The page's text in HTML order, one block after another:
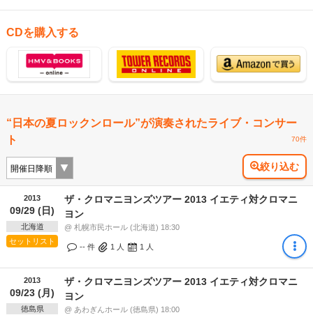
CDを購入する
“日本の夏ロックンロール”が演奏されたライブ・コンサー
ト
70件
絞り込む
2013
09/29 (日)
北海道
セットリスト
ザ・クロマニヨンズツアー 2013 イエティ対クロマニ
ヨン
@ 札幌市民ホール (北海道) 18:30
-- 件 1 人 1 人
2013
09/23 (月)
徳島県
ザ・クロマニヨンズツアー 2013 イエティ対クロマニ
ヨン
@ あわぎんホール (徳島県) 18:00